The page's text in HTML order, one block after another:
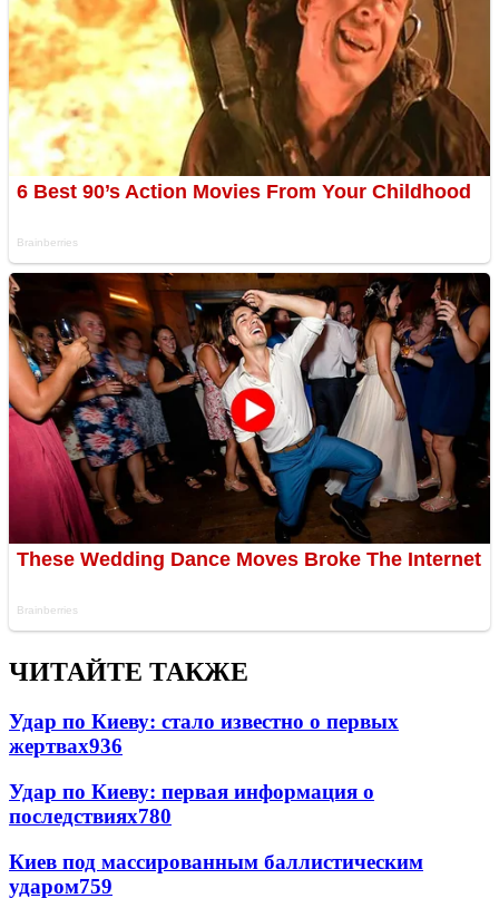
ЧИТАЙТЕ ТАКЖЕ
Удар по Киеву: стало известно о первых
жертвах936
Удар по Киеву: первая информация о
последствиях780
Киев под массированным баллистическим
ударом759